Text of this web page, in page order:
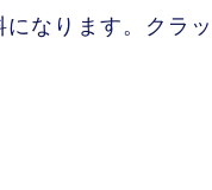
なります。クラ